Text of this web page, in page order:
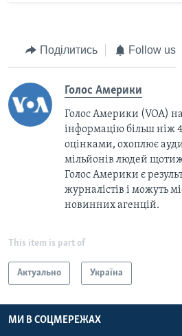
Поділитись Follow us
Голос Америки
Голос Америки (VOA)
інформацію більш ніж
оцінками, охоплює
мільйонів людей
Голос Америки є
журналістів і можуть
новинних агенцій.
This item is part of
Актуально Україна
МИ В СОЦМЕРЕЖАХ